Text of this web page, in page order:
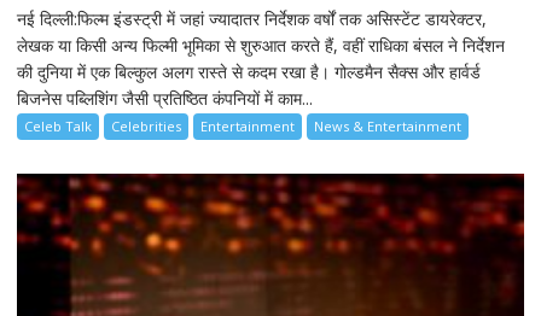
नई दिल्ली:फिल्म इंडस्ट्री में जहां ज्यादातर निर्देशक वर्षों तक असिस्टेंट डायरेक्टर,
लेखक या किसी अन्य फिल्मी भूमिका से शुरुआत करते हैं, वहीं राधिका बंसल ने निर्देशन
की दुनिया में एक बिल्कुल अलग रास्ते से कदम रखा है। गोल्डमैन सैक्स और हार्वर्ड
बिजनेस पब्लिशिंग जैसी प्रतिष्ठित कंपनियों में काम...
Celeb Talk Celebrities Entertainment News & Entertainment